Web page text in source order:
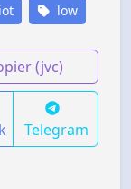
low
(jvc)
Telegram